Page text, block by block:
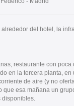
del hotel, la
restaurante con poca
en la tercera planta, en
de aire (y no
que esa mañana un